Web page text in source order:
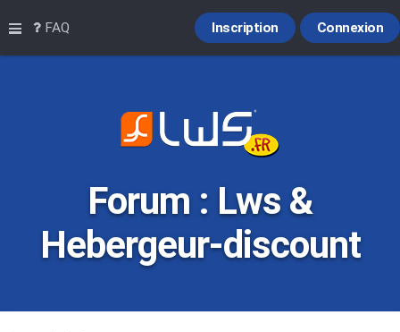
Raccourcis
FAQ Connexion
Inscription
Forum : Lws &
Hebergeur-discount